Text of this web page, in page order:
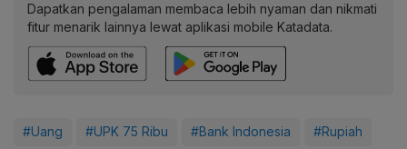
Dapatkan pengalaman membaca lebih nyaman dan nikmati
fitur menarik lainnya lewat aplikasi mobile Katadata.
#Uang #UPK 75 Ribu #Bank Indonesia #Rupiah